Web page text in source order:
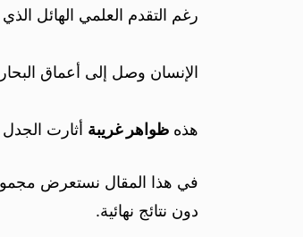
رغم التقدم العلمي الهائل
الإنسان وصل إلى أعماق
هذه ظواهر غريبة أثارت الجدل
في هذا المقال نستعرض
دون نتائج نهائية.